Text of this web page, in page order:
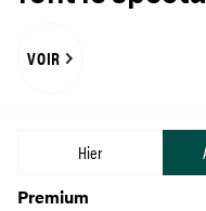
VOIR
Hier
Premium